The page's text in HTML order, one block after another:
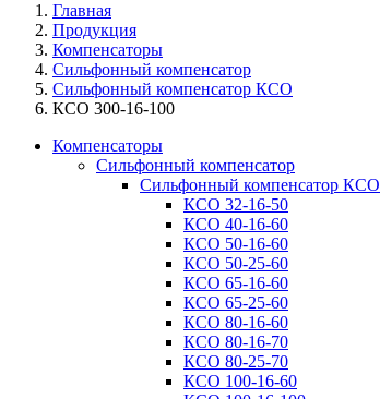
Главная
Продукция
Компенсаторы
Сильфонный компенсатор
Сильфонный компенсатор КСО
КСО 300-16-100
Компенсаторы
Сильфонный компенсатор
Сильфонный компенсатор КСО
КСО 32-16-50
КСО 40-16-60
КСО 50-16-60
КСО 50-25-60
КСО 65-16-60
КСО 65-25-60
КСО 80-16-60
КСО 80-16-70
КСО 80-25-70
КСО 100-16-60